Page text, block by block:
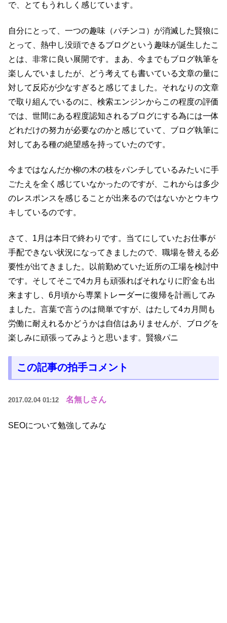
で、とてもうれしく感じています。
自分にとって、一つの趣味（パチンコ）が消滅した賢狼に
とって、熱中し没頭できるブログという趣味が誕生したこ
とは、非常に良い展開です。まあ、今までもブログ執筆を
楽しんでいましたが、どう考えても書いている文章の量に
対して反応が少なすぎると感じてました。それなりの文章
で取り組んでいるのに、検索エンジンからこの程度の評価
では、世間にある程度認知されるブログにする為には一体
どれだけの努力が必要なのかと感じていて、ブログ執筆に
対してある種の絶望感を持っていたのです。
今まではなんだか柳の木の枝をパンチしているみたいに手
ごたえを全く感じていなかったのですが、これからは多少
のレスポンスを感じることが出来るのではないかとウキウ
キしているのです。
さて、1月は本日で終わりです。当てにしていたお仕事が
手配できない状況になってきましたので、職場を替える必
要性が出てきました。以前勤めていた近所の工場を検討中
です。そしてそこで4カ月も頑張ればそれなりに貯金も出
来ますし、6月頃から専業トレーダーに復帰を計画してみ
ました。言葉で言うのは簡単ですが、はたして4カ月間も
労働に耐えれるかどうかは自信はありませんが、ブログを
楽しみに頑張ってみようと思います。賢狼パニ
この記事の拍手コメント
2017.02.04 01:12 名無しさん
SEOについて勉強してみな